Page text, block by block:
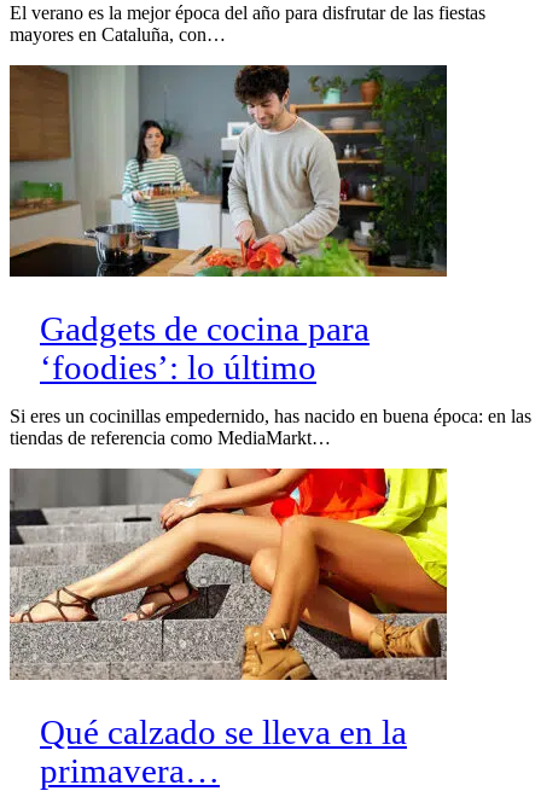
El verano es la mejor época del año para disfrutar de las fiestas
mayores en Cataluña, con…
Gadgets de cocina para
‘foodies’: lo último
Si eres un cocinillas empedernido, has nacido en buena época: en las
tiendas de referencia como MediaMarkt…
Qué calzado se lleva en la
primavera…